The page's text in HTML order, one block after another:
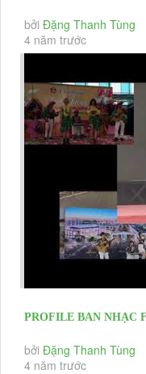
NIỆM 10 THÀNH LẬP
bởi Đặng Thanh Tùng
4 năm trước
PROFILE BAN NHẠC
DIỄN CÁC SỰ KIỆN
bởi Đặng Thanh Tùng
4 năm trước